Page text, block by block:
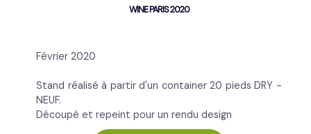
WINE PARIS 2020
Février 2020
Stand réalisé à partir d'un container 20 pieds DRY -
NEUF.
Découpé et repeint pour un rendu design